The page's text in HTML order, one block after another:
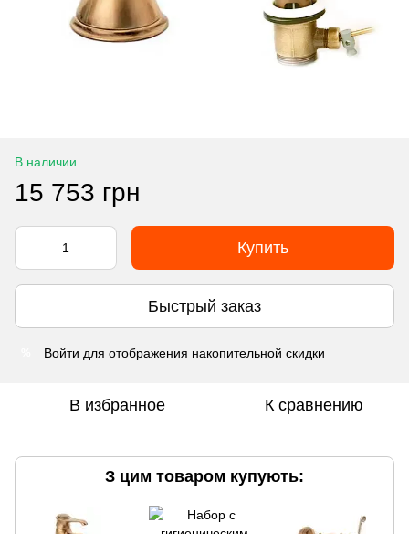
В наличии
15 753 грн
Купить
Быстрый заказ
Войти для отображения накопительной скидки
В избранное К сравнению
З цим товаром купують: